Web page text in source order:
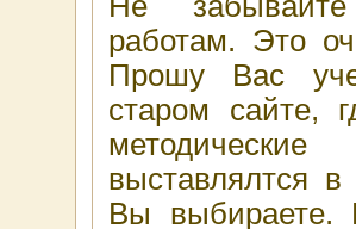
работам. Это
Прошу Вас
старом сайте,
выставлялтся
Вы выбираете.